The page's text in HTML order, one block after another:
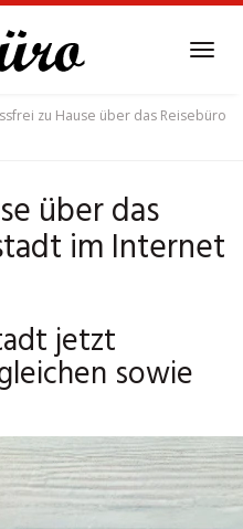
zu Hause über das Reisebüro
über das
im Internet
jetzt
sowie